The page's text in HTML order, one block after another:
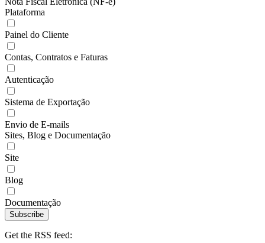
Plataforma
Painel do Cliente
Contas, Contratos e Faturas
Autenticação
Sistema de Exportação
Envio de E-mails
Sites, Blog e Documentação
Site
Blog
Documentação
Subscribe
Get the RSS feed: